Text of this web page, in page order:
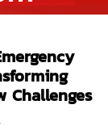
Challenges